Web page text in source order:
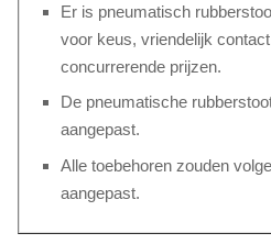
Er is pneumatisch
voor keus, vriendelijk
concurrerende prijzen.
De pneumatische
aangepast.
Alle toebehoren zouden
aangepast.